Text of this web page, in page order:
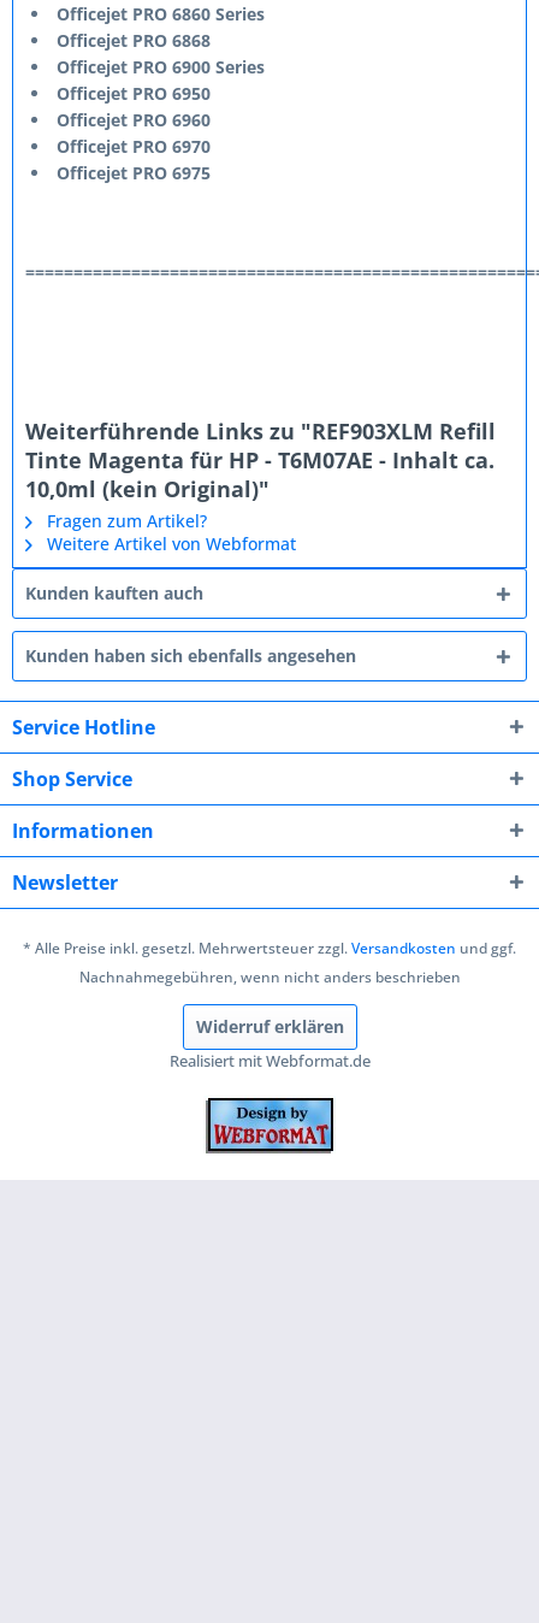
Officejet PRO 6860 Series
Officejet PRO 6868
Officejet PRO 6900 Series
Officejet PRO 6950
Officejet PRO 6960
Officejet PRO 6970
Officejet PRO 6975
Weiterführende Links zu "REF903XLM Refill
Tinte Magenta für HP - T6M07AE - Inhalt ca.
10,0ml (kein Original)"
Fragen zum Artikel?
Weitere Artikel von Webformat
Kunden kauften auch
Kunden haben sich ebenfalls angesehen
Service Hotline
Shop Service
Informationen
Newsletter
* Alle Preise inkl. gesetzl. Mehrwertsteuer zzgl.Versandkosten und ggf.
Nachnahmegebühren, wenn nicht anders beschrieben
Widerruf erklären
Realisiert mit Webformat.de